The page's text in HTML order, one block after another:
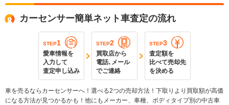
カーセンサー簡単ネット車査定の流れ
STEP1
愛車情報を
入力して
査定申し込み
STEP2
買取店から
電話､メール
でご連絡
STEP3
査定額を
比べて売却先
を決める
車を売るならカーセンサーへ！選べる2つの売却方法！下取りより買取額が高価
になる方法が見つかるかも！他にもメーカー、車種、ボディタイプ別の中古車